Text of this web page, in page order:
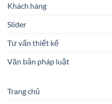
Khách hàng
Slider
Tư vấn thiết kế
Văn bản pháp luật
Trang chủ